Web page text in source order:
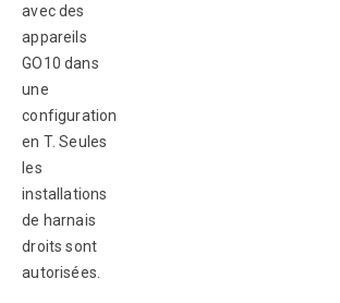
avec des
appareils
GO10 dans
une
configuration
en T. Seules
les
installations
de harnais
droits sont
autorisées.